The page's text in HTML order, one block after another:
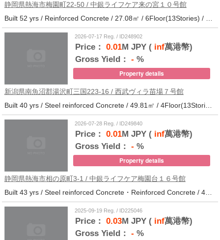
静岡県熱海市梅園町22-50 / 中銀ライフケア来の宮１０号館
2026-07-17 Reg. / ID248902
Price： 0.01M JPY (inf萬港幣)
Gross Yield： - %
Property details
新潟県南魚沼郡湯沢町三国223-16 / 西武ヴィラ苗場７号館
Built 40 yrs / Steel reinforced Concrete / 49.81㎡ / 4Floor(13Stories) / 370Units / Distance from the station.
2026-07-28 Reg. / ID249840
Price： 0.01M JPY (inf萬港幣)
Gross Yield： - %
Property details
静岡県熱海市相の原町3-1 / 中銀ライフケア梅園台１６号館
Built 43 yrs / Steel reinforced Concrete・Reinforced Concrete / 44.37㎡ / 14Floor(14Stories) / 294Units / Distance from the station.25
2025-09-19 Reg. / ID225046
Price： 0.03M JPY (inf萬港幣)
Gross Yield： - %